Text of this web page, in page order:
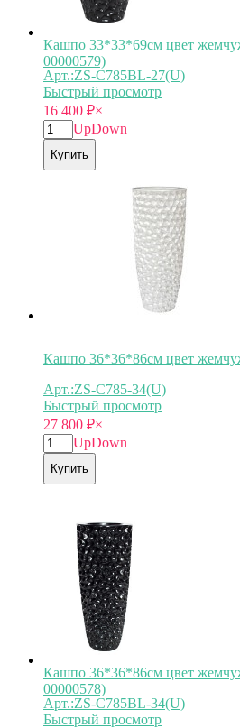
Кашпо 33*33*69см цвет
00000579)
Арт.:ZS-C785BL-27(U)
Быстрый просмотр
16 400 ₽×
UpDown
Купить
Кашпо 36*36*86см цвет
Арт.:ZS-C785-34(U)
Быстрый просмотр
27 800 ₽×
UpDown
Купить
Кашпо 36*36*86см цвет
00000578)
Арт.:ZS-C785BL-34(U)
Быстрый просмотр